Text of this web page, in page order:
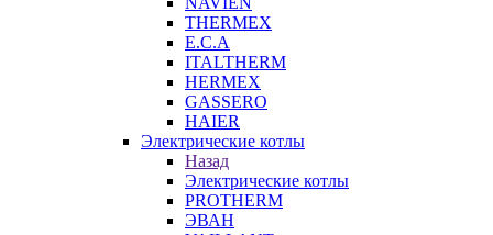
THERMEX
E.C.A
ITALTHERM
HERMEX
GASSERO
HAIER
Электрические котлы
Назад
Электрические котлы
PROTHERM
ЭВАН